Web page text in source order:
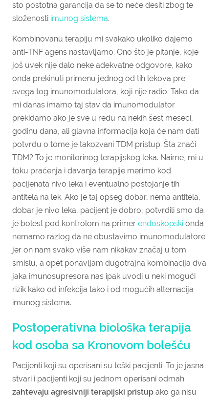
sto postotna garancija da se to neće desiti zbog te
složenosti imunog sistema.
Kombinovanu terapiju mi svakako ukoliko dajemo
anti-TNF agens nastavljamo. Ono što je pitanje, koje
još uvek nije dalo neke adekvatne odgovore, kako
onda prekinuti primenu jednog od tih lekova pre
svega tog imunomodulatora, koji nije radio. Tako da
mi danas imamo taj stav da imunomodulator
prekidamo ako je sve u redu na nekih šest meseci,
godinu dana, ali glavna informacija koja će nam dati
potvrdu o tome je takozvani TDM pristup. Šta znači
TDM? To je monitorinog terapijskog leka. Naime, mi u
toku praćenja i davanja terapije merimo kod
pacijenata nivo leka i eventualno postojanje tih
antitela na lek. Ako je taj opseg dobar, nema antitela,
dobar je nivo leka, pacijent je dobro, potvrdili smo da
je bolest pod kontrolom na primer endoskopski onda
nemamo razlog da ne obustavimo imunomodulatore
jer on nam svako više nam nikakav značaj u tom
smislu, a opet ponavljam dugotrajna kombinacija dva
jaka imunosupresora nas ipak uvodi u neki mogući
rizik kako od infekcija tako i od mogućih alternacija
imunog sistema.
Postoperativna biološka terapija
kod osoba sa Kronovom bolešću
Pacijenti koji su operisani su teški pacijenti. To je jasna
stvari i pacijenti koji su jednom operisani odmah
zahtevaju agresivniji terapijski pristup ako ga nisu